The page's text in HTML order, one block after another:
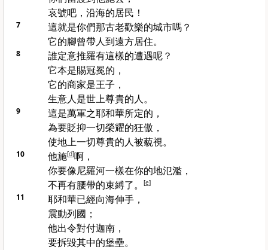
哀號吧，沿海的居民！
7
這就是你們那古老歡樂的城市嗎？
它的腳曾帶人到遠方居住。
8 誰定意推羅有這樣的遭遇呢？
它本是賜冠冕的，
它的商家是王子，
生意人是世上尊貴的人。
9
這是萬軍之耶和華所定的，
為要貶抑一切榮耀的狂傲，
使地上一切尊貴的人被藐視。
10 他施[d]啊，
你要像尼羅河一樣在你的地氾濫，
不再有腰帶的束縛了。
[e]
11
耶和華已經向海伸手，
震動列國；
他出令對付迦南，
要拆毀其中的堡壘。